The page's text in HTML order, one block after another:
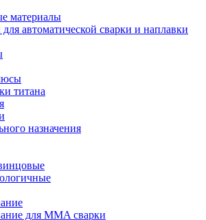
материалы
автоматической сварки и наплавки
титана
назначения
для MMA сварки